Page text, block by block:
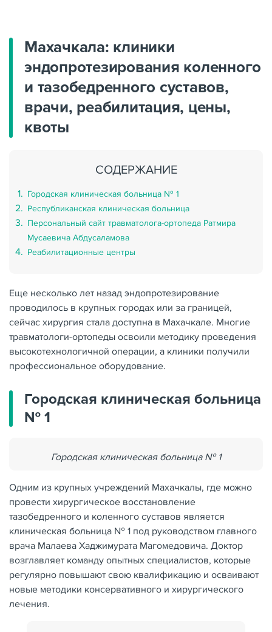
Махачкала: клиники
эндопротезирования коленного
и тазобедренного суставов,
врачи, реабилитация, цены,
квоты
СОДЕРЖАНИЕ
Городская клиническая больница № 1
Республиканская клиническая больница
Персональный сайт травматолога-ортопеда Ратмира
Мусаевича Абдусаламова
Реабилитационные центры
Еще несколько лет назад эндопротезирование
проводилось в крупных городах или за границей,
сейчас хирургия стала доступна в Махачкале. Многие
травматологи-ортопеды освоили методику проведения
высокотехнологичной операции, а клиники получили
профессиональное оборудование.
Городская клиническая больница
№ 1
Городская клиническая больница № 1
Одним из крупных учреждений Махачкалы, где можно
провести хирургическое восстановление
тазобедренного и коленного суставов является
клиническая больница № 1 под руководством главного
врача Малаева Хаджимурата Магомедовича. Доктор
возглавляет команду опытных специалистов, которые
регулярно повышают свою квалификацию и осваивают
новые методики консервативного и хирургического
лечения.